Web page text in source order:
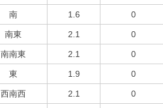
南 1.6 0
南東 2.1 0
南南東 2.1 0
東 1.9 0
西南西 2.1 0